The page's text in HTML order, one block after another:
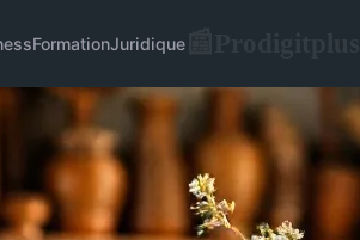
FormationJuridique📰